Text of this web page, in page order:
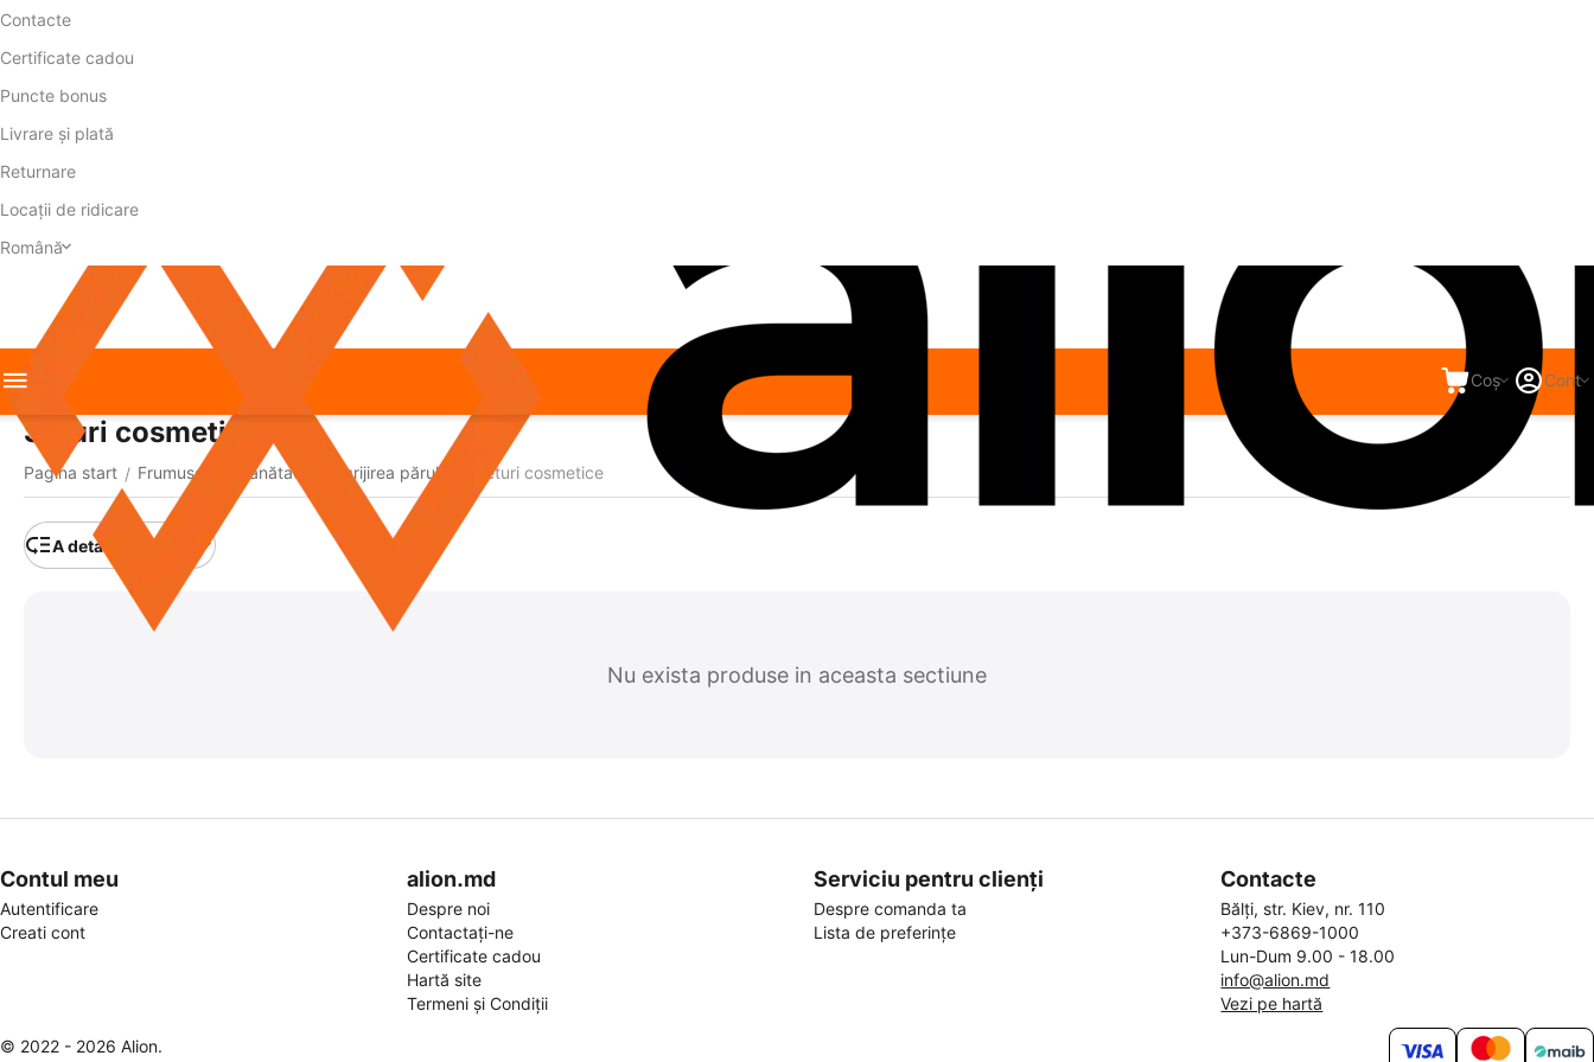
Contacte
Certificate cadou
Puncte bonus
Livrare și plată
Returnare
Locații de ridicare
Română
Coș Cont
Seturi cosmetice
Pagina start / Frumusețe și sănătate Îngrijirea părului Seturi cosmetice
A detalia categoria
Nu exista produse in aceasta sectiune
Contul meu
Autentificare
Creati cont
alion.md
Despre noi
Contactați-ne
Certificate cadou
Hartă site
Termeni și Condiții
Serviciu pentru clienți
Despre comanda ta
Lista de preferințe
Contacte
Bălți, str. Kiev, nr. 110
+373-6869-1000
Lun-Dum 9.00 - 18.00
info@alion.md
Vezi pe hartă
© 2022 - 2026 Alion.